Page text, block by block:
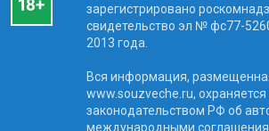
зарегистрировано
свидетельство эл № фc77-
2013 года.
Вся информация,
www.souzveche.ru, охраняется
законодательством РФ об
международными